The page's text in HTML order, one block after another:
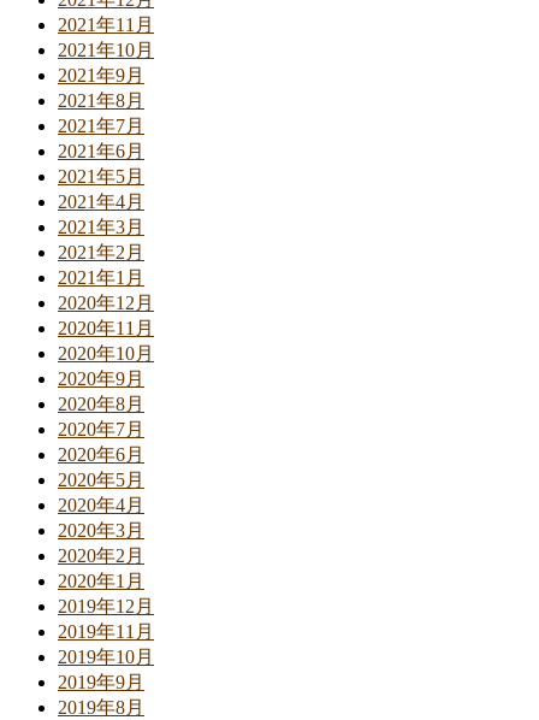
2021年11月
2021年10月
2021年9月
2021年8月
2021年7月
2021年6月
2021年5月
2021年4月
2021年3月
2021年2月
2021年1月
2020年12月
2020年11月
2020年10月
2020年9月
2020年8月
2020年7月
2020年6月
2020年5月
2020年4月
2020年3月
2020年2月
2020年1月
2019年12月
2019年11月
2019年10月
2019年9月
2019年8月